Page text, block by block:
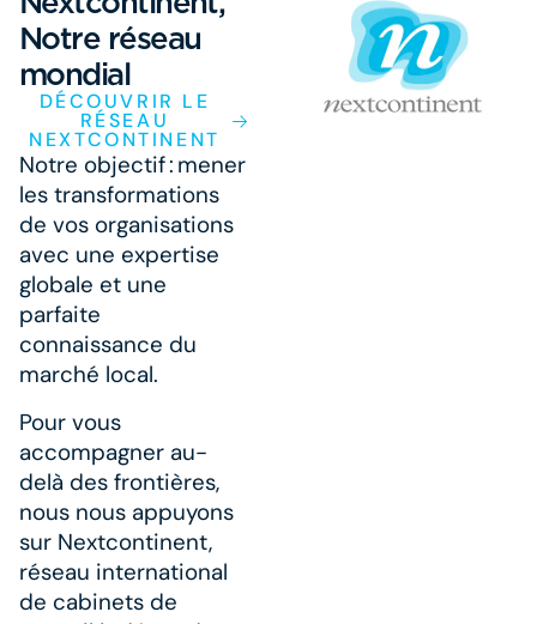
Notre réseau
mondial
DÉCOUVRIR LE
RÉSEAU
NEXTCONTINENT
Notre objectif : mener
les transformations
de vos organisations
avec une expertise
globale et une
parfaite
connaissance du
marché local.
Pour vous
accompagner au-
delà des frontières,
nous nous appuyons
sur Nextcontinent,
réseau international
de cabinets de